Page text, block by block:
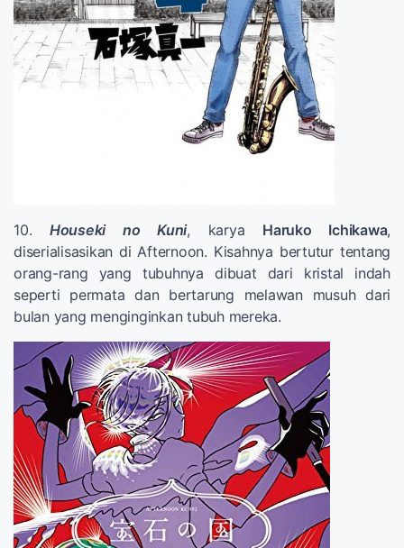
10. Houseki no Kuni, karya Haruko Ichikawa,
diserialisasikan di Afternoon. Kisahnya bertutur tentang
orang-rang yang tubuhnya dibuat dari kristal indah
seperti permata dan bertarung melawan musuh dari
bulan yang menginginkan tubuh mereka.